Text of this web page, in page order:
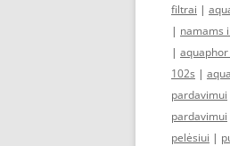
filtrai |
| namams
|
102s |
pardavimui
pardavimui
pelėsiui |